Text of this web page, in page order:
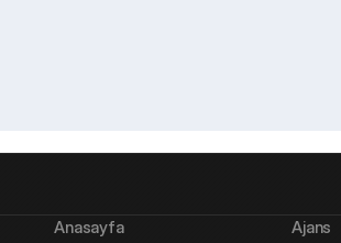
Anasayfa Ajans